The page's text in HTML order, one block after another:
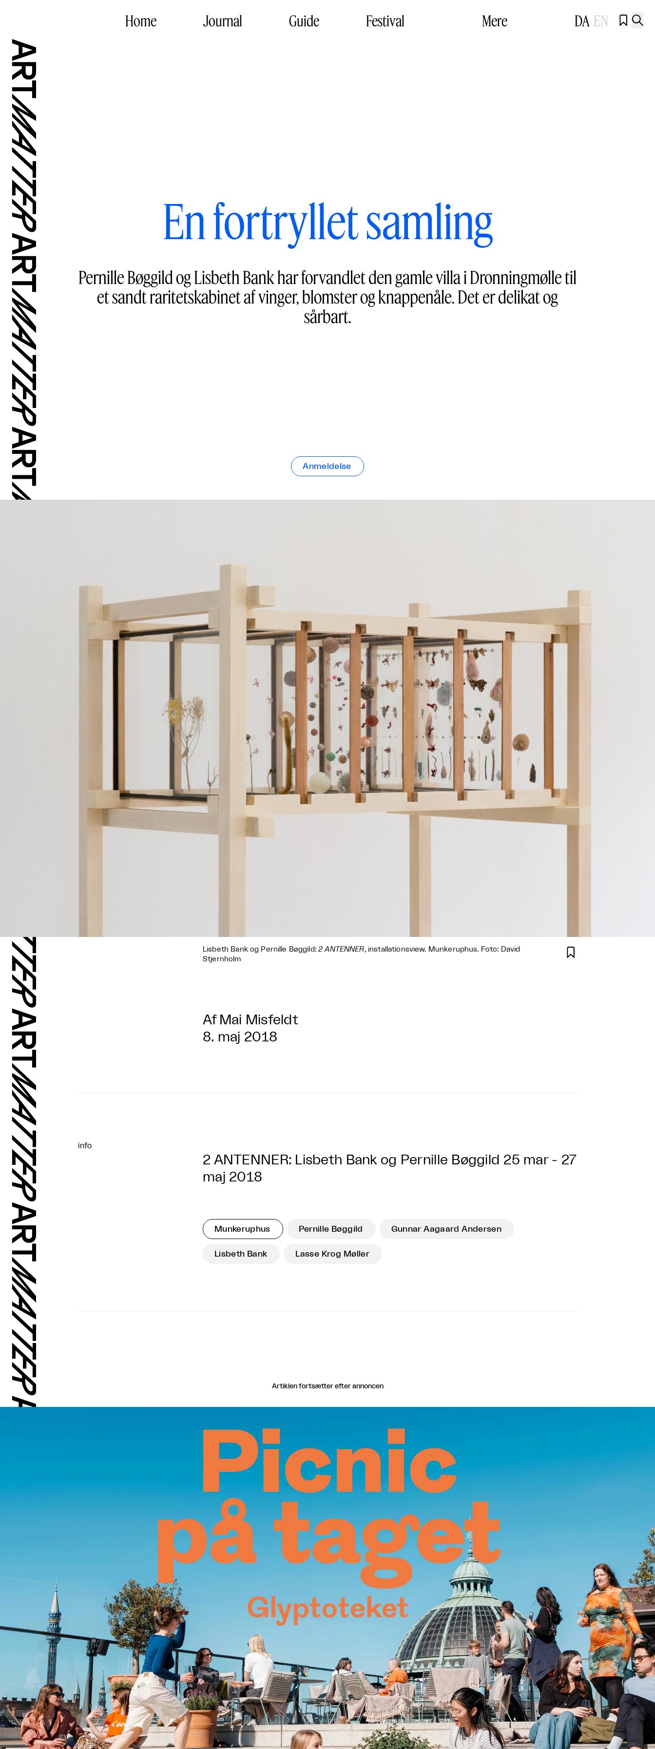
Home Journal Guide Festival Mere DA EN  
En fortryllet samling
Pernille Bøggild og Lisbeth Bank har forvandlet den gamle villa i Dronningmølle til
et sandt raritetskabinet af vinger, blomster og knappenåle. Det er delikat og
sårbart.
Anmeldelse
Lisbeth Bank og Pernille Bøggild:2 ANTENNER, installationsview. Munkeruphus. Foto: David
Stjernholm

Af Mai Misfeldt
8. maj 2018
info
2 ANTENNER: Lisbeth Bank og Pernille Bøggild 25 mar - 27
maj 2018
Munkeruphus Pernille Bøggild Gunnar Aagaard Andersen
Lisbeth Bank Lasse Krog Møller
Artiklen fortsætter efter annoncen